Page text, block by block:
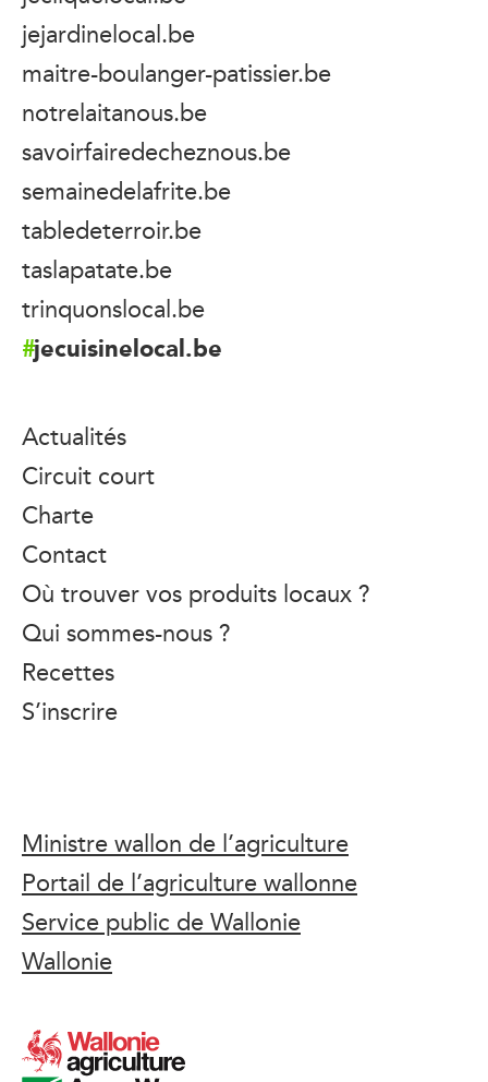
jejardinelocal.be
maitre-boulanger-patissier.be
notrelaitanous.be
savoirfairedecheznous.be
semainedelafrite.be
tabledeterroir.be
taslapatate.be
trinquonslocal.be
jecuisinelocal.be
Actualités
Circuit court
Charte
Contact
Où trouver vos produits locaux ?
Qui sommes-nous ?
Recettes
S’inscrire
Ministre wallon de l’agriculture
Portail de l’agriculture wallonne
Service public de Wallonie
Wallonie